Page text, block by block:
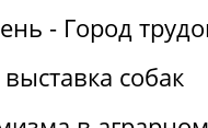
- Город
собак